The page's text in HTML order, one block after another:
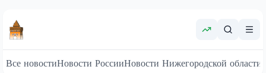
Все новостиНовости РоссииНовости Нижегородской области